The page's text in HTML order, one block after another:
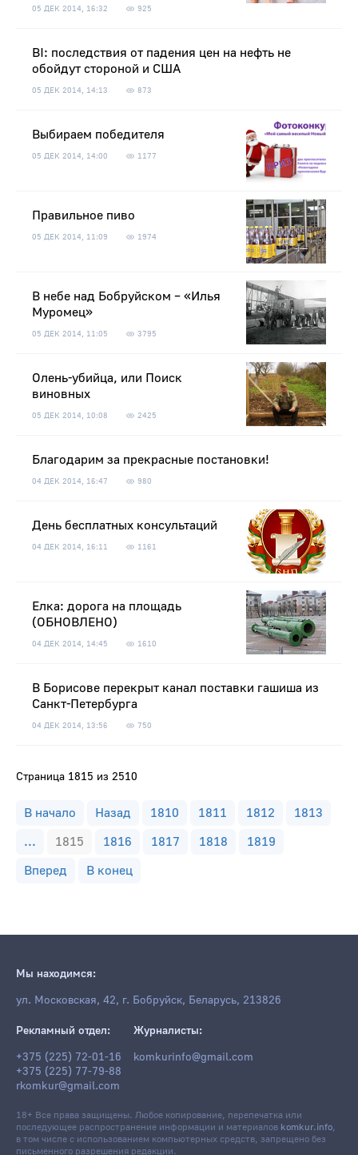
05 ДЕК 2014, 16:32 925
BI: последствия от падения цен на нефть не
обойдут стороной и США
05 ДЕК 2014, 14:13 873
Выбираем победителя
05 ДЕК 2014, 14:00 1177
Правильное пиво
05 ДЕК 2014, 11:09 1974
В небе над Бобруйском – «Илья
Муромец»
05 ДЕК 2014, 11:05 3795
Олень-убийца, или Поиск
виновных
05 ДЕК 2014, 10:08 2425
Благодарим за прекрасные постановки!
04 ДЕК 2014, 16:47 980
День бесплатных консультаций
04 ДЕК 2014, 16:11 1161
Елка: дорога на площадь
(ОБНОВЛЕНО)
04 ДЕК 2014, 14:45 1610
В Борисове перекрыт канал поставки гашиша из
Санкт-Петербурга
04 ДЕК 2014, 13:56 750
Страница 1815 из 2510
В начало Назад 1810 1811 1812
1813
...
1815 1816 1817 1818
1819
Вперед
В конец
Мы находимся:
ул. Московская, 42, г. Бобруйск, Беларусь, 213826
Рекламный отдел:
+375 (225) 72-01-16
+375 (225) 77-79-88
rkomkur@gmail.com
Журналисты:
komkurinfo@gmail.com
18+ Все права защищены. Любое копирование, перепечатка или
последующее распространение информации и материалов komkur.info,
в том числе с использованием компьютерных средств, запрещено без
письменного разрешения редакции.